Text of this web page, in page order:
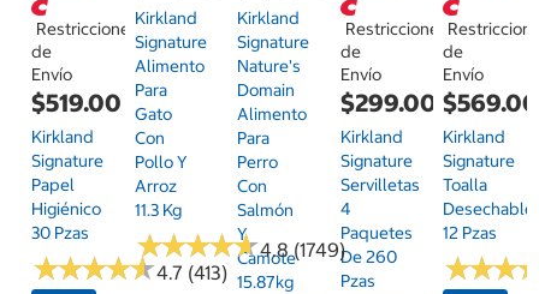
Restricciones
de
Envío
$519.00
Kirkland
Signature
Papel
Higiénico
30 Pzas
★★★★★
★★★★★4.7 (413)
Kirkland
Signature
Alimento
Para
Gato
Con
Pollo Y
Arroz
11.3 Kg
★★★★★
★★★★★4.8 (1749)
Kirkland
Signature
Nature's
Domain
Alimento
Para
Perro
Con
Salmón
Y
Camote
15.87kg
Restricciones
de
Envío
$299.00
Kirkland
Signature
Servilletas
4
Paquetes
De 260
Pzas
de
Envío
$569.00
Kirkland
Signature
Toalla
Desechable
12 Pzas
★★★
★★★